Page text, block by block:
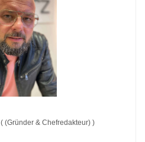
((Gründer & Chefredakteur) )